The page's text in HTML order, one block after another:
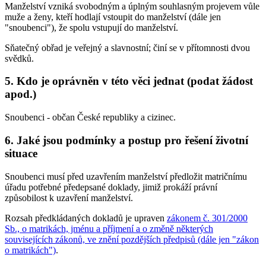
Manželství vzniká svobodným a úplným souhlasným projevem vůle
muže a ženy, kteří hodlají vstoupit do manželství (dále jen
"snoubenci"), že spolu vstupují do manželství.
Sňatečný obřad je veřejný a slavnostní; činí se v přítomnosti dvou
svědků.
5. Kdo je oprávněn v této věci jednat (podat žádost
apod.)
Snoubenci - občan České republiky a cizinec.
6. Jaké jsou podmínky a postup pro řešení životní
situace
Snoubenci musí před uzavřením manželství předložit matričnímu
úřadu potřebné předepsané doklady, jimiž prokáží právní
způsobilost k uzavření manželství.
Rozsah předkládaných dokladů je upraven zákonem č. 301/2000
Sb., o matrikách, jménu a příjmení a o změně některých
souvisejících zákonů, ve znění pozdějších předpisů (dále jen "zákon
o matrikách").